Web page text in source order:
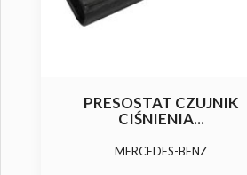
PRESOSTAT CZUJNIK
CIŚNIENIA...
MERCEDES-BENZ